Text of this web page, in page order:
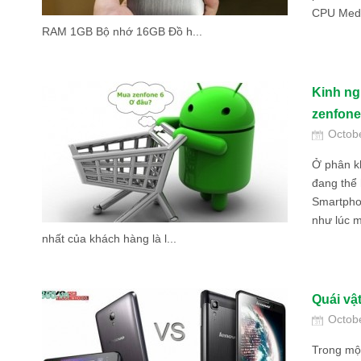
CPU
RAM 1GB Bộ nhớ 16GB Đồ h...
Kinh
Ở phân
đang thể
như lúc
nhất của khách hàng là l...
Quái
Trong